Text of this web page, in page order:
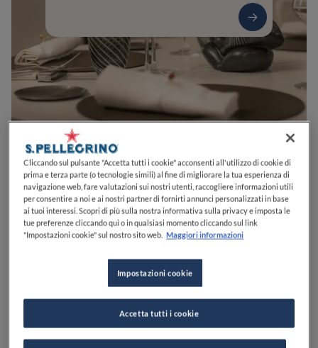
0 0 0 0 0
Viale Bigioli, 4762027San Severino MarcheMCItalia
Giovedì,19:30-22:00
Cliccando sul pulsante "Accetta tutti i cookie" acconsenti all'utilizzo di cookie di
prima e terza parte (o tecnologie simili) al fine di migliorare la tua esperienza di
navigazione web, fare valutazioni sui nostri utenti, raccogliere informazioni utili
per consentire a noi e ai nostri partner di fornirti annunci personalizzati in base
ai tuoi interessi. Scopri di più sulla nostra informativa sulla privacy e imposta le
tue preferenze cliccando qui o in qualsiasi momento cliccando sul link
"Impostazioni cookie" sul nostro sito web. Maggiori informazioni
Impostazioni cookie
Accetta tutti i cookie